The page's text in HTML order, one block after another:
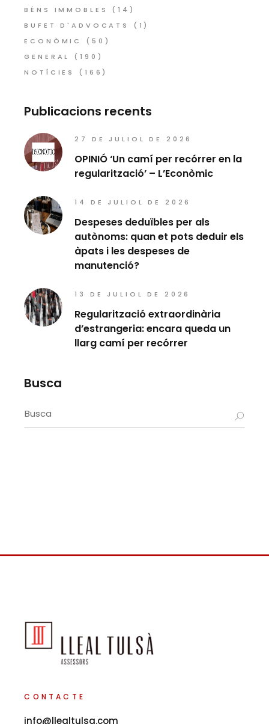
BÉNS IMMOBLES
(14)
BUFET D'ADVOCATS
(1)
ECONÒMIC
(50)
GENERAL
(190)
NOTÍCIES
(166)
Publicacions recents
27 DE JULIOL DE 2026
OPINIÓ ‘Un camí per recórrer en la
regularització’ – L’Econòmic
14 DE JULIOL DE 2026
Despeses deduïbles per als
autònoms: quan et pots deduir els
àpats i les despeses de
manutenció?
13 DE JULIOL DE 2026
Regularització extraordinària
d’estrangeria: encara queda un
llarg camí per recórrer
Busca
Search
for:
CONTACTE
info@llealtulsa.com